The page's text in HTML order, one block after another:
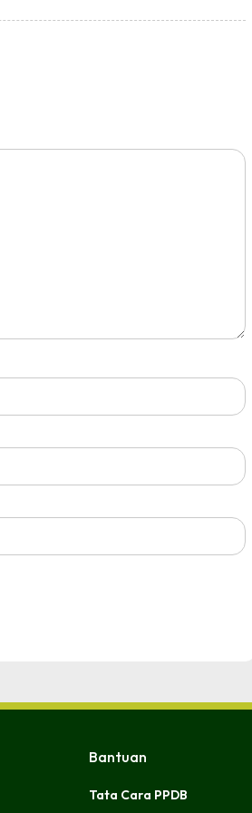
Bantuan
Tata Cara PPDB